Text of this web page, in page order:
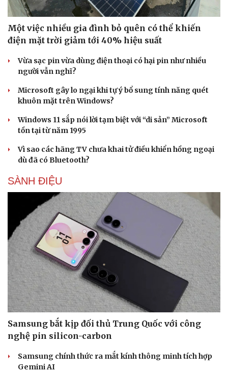
Sức khỏe
Dinh dưỡng - món ngon
Cây thuốc
Nhi khoa
Làm đẹp - giảm cân
Phòng mạch online
Ăn sạch sống khỏe
Nhà đẹp
Một việc nhiều gia đình bỏ quên có thể khiến
điện mặt trời giảm tới 40% hiệu suất
Vừa sạc pin vừa dùng điện thoại có hại pin như nhiều
người vẫn nghĩ?
Microsoft gây lo ngại khi tự ý bổ sung tính năng quét
khuôn mặt trên Windows?
Windows 11 sắp nói lời tạm biệt với “di sản” Microsoft
tồn tại từ năm 1995
Vì sao các hãng TV chưa khai tử điều khiển hồng ngoại
dù đã có Bluetooth?
SÀNH ĐIỆU
Samsung bắt kịp đối thủ Trung Quốc với công
nghệ pin silicon-carbon
Samsung chính thức ra mắt kính thông minh tích hợp
Gemini AI